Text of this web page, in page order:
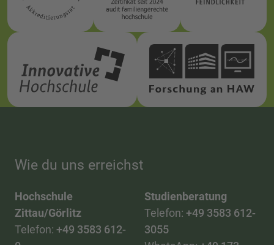
Wie du uns erreichst
Hochschule
Zittau/Görlitz
Telefon: +49 3583 612-
Studienberatung
Telefon: +49 3583 612-
3055